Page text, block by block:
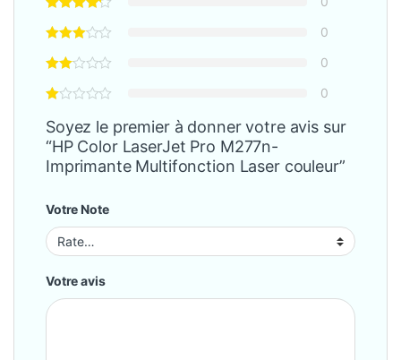
0
0
0
Soyez le premier à donner votre avis sur
“HP Color LaserJet Pro M277n-
Imprimante Multifonction Laser couleur”
Votre Note
Votre avis